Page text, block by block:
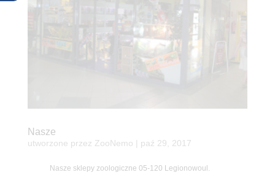
Nasze
utworzone przez ZooNemo paź 29, 2017
Nasze sklepy zoologiczne 05-120 Legionowoul.